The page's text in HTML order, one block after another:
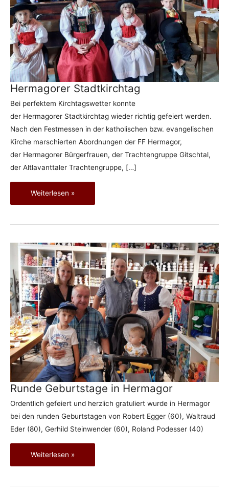
Hermagorer Stadtkirchtag
Bei perfektem Kirchtagswetter konnte
der Hermagorer Stadtkirchtag wieder richtig gefeiert werden.
Nach den Festmessen in der katholischen bzw. evangelischen
Kirche marschierten Abordnungen der FF Hermagor,
der Hermagorer Bürgerfrauen, der Trachtengruppe Gitschtal,
der Altlavanttaler Trachtengruppe, […]
Hermagorer Stadtkirchtag
Weiterlesen »
Runde Geburtstage in Hermagor
Ordentlich gefeiert und herzlich gratuliert wurde in Hermagor
bei den runden Geburtstagen von Robert Egger (60), Waltraud
Eder (80), Gerhild Steinwender (60), Roland Podesser (40)
Runde
Geburtstage
Weiterlesen »